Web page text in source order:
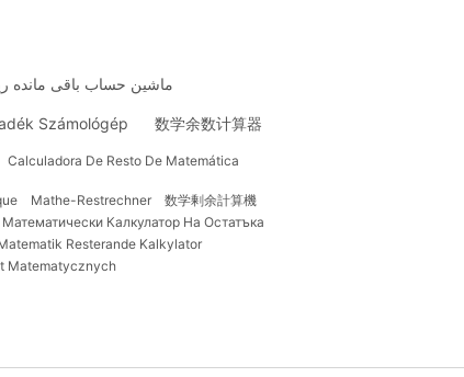
ماشین حساب باقی مانده
Számológép 数学余数计算器
Calculadora De Resto De Matemática
Mathe-Restrechner
数学剰余計算機
Математически Калкулатор На Остатъка
Resterande Kalkylator
Matematycznych